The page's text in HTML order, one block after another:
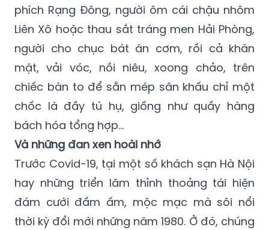
phích Rạng Đông, người ôm cái chậu nhôm
Liên Xô hoặc thau sắt tráng men Hải Phòng,
người cho chục bát ăn cơm, rồi cả khăn
mặt, vải vóc, nồi niêu, xoong chảo, trên
chiếc bàn to để sẵn mép sân khấu chỉ một
chốc là đầy tú hụ, giống như quầy hàng
bách hóa tổng hợp...
Và những đan xen hoài nhớ
Trước Covid-19, tại một số khách sạn Hà Nội
hay những triển lãm thỉnh thoảng tái hiện
đám cưới đầm ấm, mộc mạc mà sôi nổi
thời kỳ đổi mới những năm 1980. Ở đó, chúng